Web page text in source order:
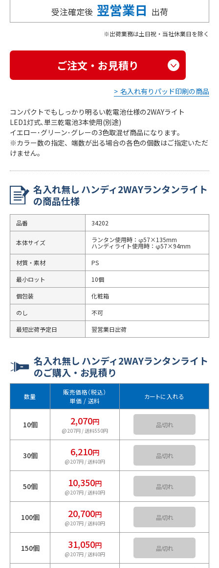
受注確定後 翌営業日 出荷
出荷業務は土日祝・当社休業日を除く
ご注文・お見積り
名入れ有りパッド印刷の商品
コンパクトでもしっかり明るい乾電池仕様の2WAYライト
LED1灯式､単三乾電池3本使用(別途)
イエロー･グリーン･グレーの3色取混ぜ商品になります。
※カラー数の指定、端数が出る場合の各色の個数はご指定いただ
けません。
名入れ無し ハンディ2WAYランタンライト
の商品仕様
品番 34202
本体サイズ ランタン使用時：φ57×135mm
ハンディライト使用時：φ57×94mm
材質・素材
PS
最小ロット
10個
個包装
化粧箱
のし
不可
最短出荷予定日
翌営業日出荷
名入れ無し ハンディ2WAYランタンライト
のご購入・お見積り
数量
販売価格（税込）
単価 / 送料
カートに入れる
10個 2,070円
@207円 / 送料550円
カートに入れる
30個 6,210円
@207円 / 送料0円
カートに入れる
50個 10,350円
@207円 / 送料0円
カートに入れる
100個 20,700円
@207円 / 送料0円
カートに入れる
150個 31,050円
@207円 / 送料0円
カートに入れる